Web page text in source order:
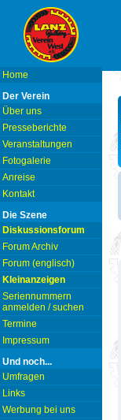
Home
Der Verein
Über uns
Presseberichte
Veranstaltungen
Fotogalerie
Anreise
Kontakt
Die Szene
Diskussionsforum
Forum Archiv
Forum (englisch)
Kleinanzeigen
Seriennummern
anmelden / suchen
Termine
Impressum
Und noch...
Umfragen
Links
Werbung bei uns